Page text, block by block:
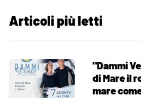
Articoli più letti
"Dammi
di Mare il
mare